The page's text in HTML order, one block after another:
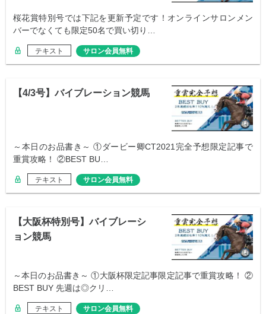
桜花賞特別号では下記を更新予定です！オンラインサロンメン
バーでなくても限定50名で買い切り…
テキスト サロン会員無料
【4/3号】バイブレーション競馬
～本日のお品書き～ ①ダービー卿CT2021完全予想限定記事で
重賞攻略！ ②BEST BU…
テキスト サロン会員無料
【大阪杯特別号】バイブレーシ
ョン競馬
～本日のお品書き～ ①大阪杯限定記事限定記事で重賞攻略！ ②
BEST BUY 先週は◎クリ…
テキスト サロン会員無料